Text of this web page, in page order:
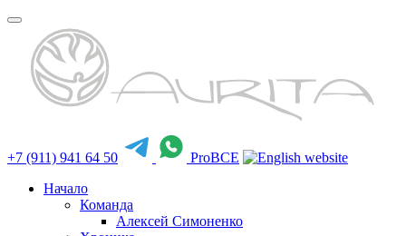
+7 (911) 941 64 50
ProBCE
Начало
Команда
Алексей Симоненко